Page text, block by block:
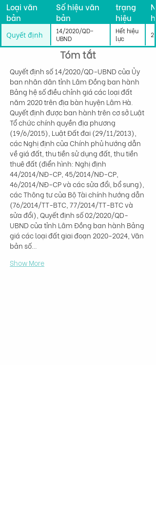
Loại văn
bản
Số hiệu văn
bản
trạng
hiệu
lực
Quyết định
14/2020/QD-
UBND
Hết hiệu
lực
Tóm tắt
Quyết định số 14/2020/QD-UBND của Ủy
ban nhân dân tỉnh Lâm Đồng ban hành
Bảng hệ số điều chỉnh giá các loại đất
năm 2020 trên địa bàn huyện Lâm Hà.
Quyết định được ban hành trên cơ sở Luật
Tổ chức chính quyền địa phương
(19/6/2015), Luật Đất đai (29/11/2013),
các Nghị định của Chính phủ hướng dẫn
về giá đất, thu tiền sử dụng đất, thu tiền
thuê đất (điển hình: Nghị định
44/2014/NĐ-CP, 45/2014/NĐ-CP,
46/2014/NĐ-CP và các sửa đổi, bổ sung),
các Thông tư của Bộ Tài chính hướng dẫn
(76/2014/TT-BTC, 77/2014/TT-BTC và
sửa đổi), Quyết định số 02/2020/QD-
UBND của tỉnh Lâm Đồng ban hành Bảng
giá các loại đất giai đoạn 2020-2024, Văn
bản số…
Show More